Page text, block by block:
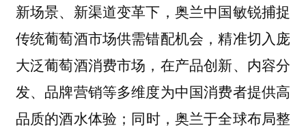
新场景、新渠道变革下，奥兰中国敏锐捕捉
传统葡萄酒市场供需错配机会，精准切入庞
大泛葡萄酒消费市场，在产品创新、内容分
发、品牌营销等多维度为中国消费者提供高
品质的酒水体验；同时，奥兰于全球布局整